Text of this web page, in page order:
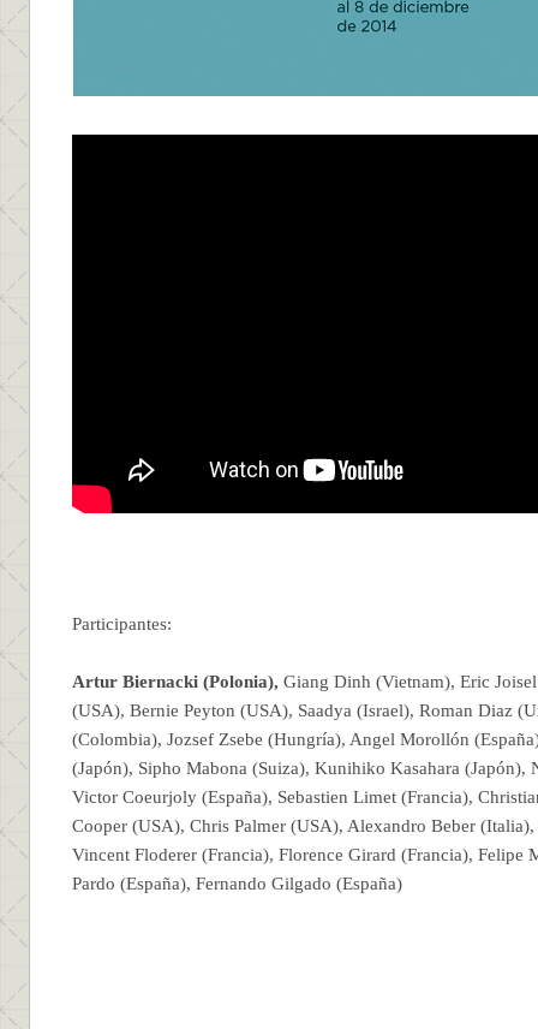
Participantes:
Artur Biernacki (Polonia), Giang Dinh (Vietnam), Eric
(USA), Bernie Peyton (USA), Saadya (Israel), Roman Diaz
(Colombia), Jozsef Zsebe (Hungría), Angel Morollón
(Japón), Sipho Mabona (Suiza), Kunihiko Kasahara (Japón),
Victor Coeurjoly (España), Sebastien Limet (Francia),
Cooper (USA), Chris Palmer (USA), Alexandro Beber
Vincent Floderer (Francia), Florence Girard (Francia), Felipe
Pardo (España), Fernando Gilgado (España)